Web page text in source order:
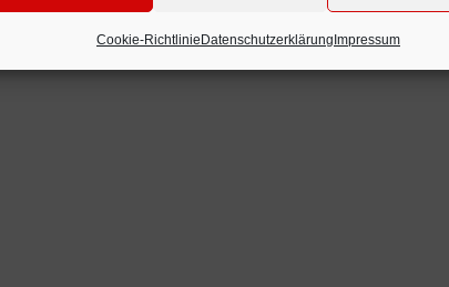
Cookie-RichtlinieDatenschutzerklärungImpressum